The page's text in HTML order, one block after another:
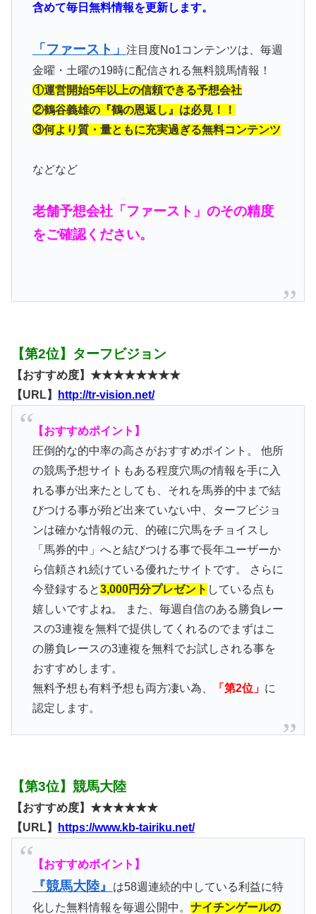
含めて毎日無料情報を更新します。
「ファースト」 注目度No1コンテンツは、毎週
金曜・土曜の19時に配信される無料競馬情報！
①運営開始5年以上の信頼できる予想会社
②鶴谷義雄の『鶴の恩返し』は必見！！
③何より質・量ともに充実過ぎる無料コンテンツ
などなど
老舗予想会社「ファースト」のその精度
をご確認ください。
【第2位】ターフビジョン
【おすすめ度】★★★★★★★★
【URL】
http://tr-vision.net/
【おすすめポイント】
圧倒的な的中率の高さがおすすめポイント。 他所
の競馬予想サイトもある程度穴馬の情報を手に入
れる事が出来たとしても、それを馬券的中まで結
びつける事が殆ど出来ていない中、ターフビジョ
ンは確かな情報の元、的確に穴馬をチョイスし
「馬券的中」へと結びつける事で長年ユーザーか
ら信頼され続けている優れたサイトです。 さらに
今登録すると3,000円分プレゼント している点も
嬉しいですよね。 また、毎週自信のある勝負レー
スの3連複を無料で提供してくれるのでまずはこ
の勝負レースの3連複を無料でお試しされる事を
おすすめします。
無料予想も有料予想も両方凄い為、
「第2位」 に
認定します。
【第3位】競馬大陸
【おすすめ度】★★★★★★
【URL】
https://www.kb-tairiku.net/
【おすすめポイント】
『競馬大陸』
は58週連続的中している利益に特
化した無料情報を毎週公開中。 ナイチンゲールの